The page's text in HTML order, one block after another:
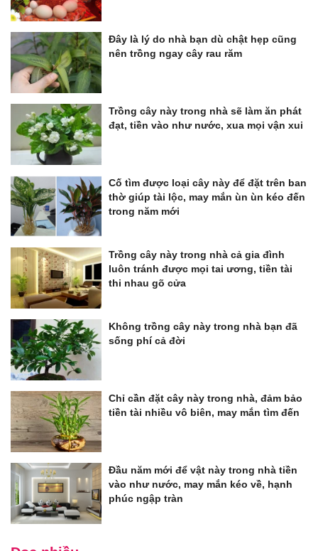
Đây là lý do nhà bạn dù chật hẹp cũng
nên trồng ngay cây rau răm
Trồng cây này trong nhà sẽ làm ăn phát
đạt, tiền vào như nước, xua mọi vận xui
Cố tìm được loại cây này để đặt trên ban
thờ giúp tài lộc, may mắn ùn ùn kéo đến
trong năm mới
Trồng cây này trong nhà cả gia đình
luôn tránh được mọi tai ương, tiền tài
thi nhau gõ cửa
Không trồng cây này trong nhà bạn đã
sống phí cả đời
Chỉ cần đặt cây này trong nhà, đảm bảo
tiền tài nhiều vô biên, may mắn tìm đến
Đầu năm mới để vật này trong nhà tiền
vào như nước, may mắn kéo về, hạnh
phúc ngập tràn